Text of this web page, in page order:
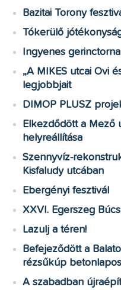
Bazitai Torony
Tókerülő
Ingyenes
„A MIKES utcai Ovi
legjobbjait
DIMOP PLUSZ
Elkezdődött a Mező
helyreállítása
Szennyvíz-
Kisfaludy utcában
Ebergényi fesztivál
XXVI. Egerszeg
Lazulj a téren!
Befejeződött a
rézsűkúp
A szabadban